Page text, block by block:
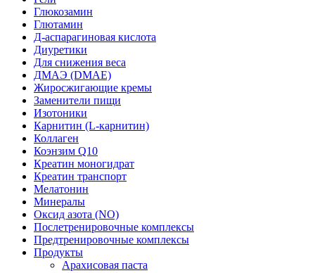
Глюкозамин
Глютамин
Д-аспарагиновая кислота
Диуретики
Для снижения веса
ДМАЭ (DMAE)
Жиросжигающие кремы
Заменители пищи
Изотоники
Карнитин (L-карнитин)
Коллаген
Коэнзим Q10
Креатин моногидрат
Креатин транспорт
Мелатонин
Минералы
Оксид азота (NO)
Послетренировочные комплексы
Предтренировочные комплексы
Продукты
Арахисовая паста